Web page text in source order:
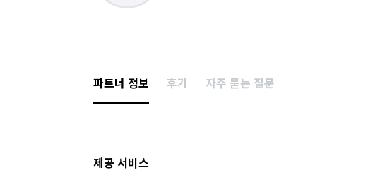
파트너 정보 후기 자주 묻는 질문
제공 서비스